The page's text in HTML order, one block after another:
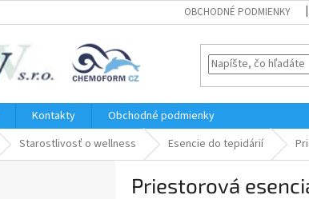
OBCHODNÉ PODMIENKY
Kontakty
Obchodné podmienky
Starostlivosť o wellness Esencie do tepidárií
Priestorová